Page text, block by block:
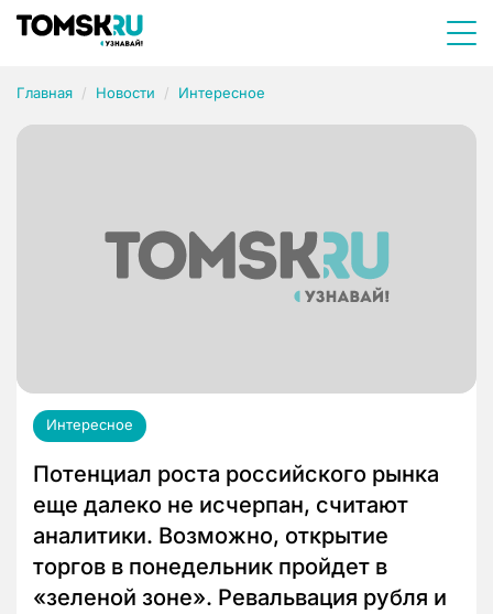
Главная Новости Интересное
Интересное
Потенциал роста российского рынка
еще далеко не исчерпан, считают
аналитики. Возможно, открытие
торгов в понедельник пройдет в
«зеленой зоне». Ревальвация рубля и